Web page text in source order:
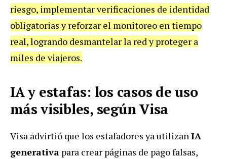
riesgo, implementar verificaciones de identidad
obligatorias y reforzar el monitoreo en tiempo
real, logrando desmantelar la red y proteger a
miles de viajeros.
IA y estafas: los casos de uso
más visibles, según Visa
Visa advirtió que los estafadores ya utilizanIA
generativa para crear páginas de pago falsas,